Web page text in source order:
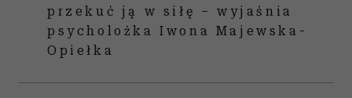
przekuć ją w siłę – wyjaśnia
psycholożka Iwona Majewska-
Opiełka